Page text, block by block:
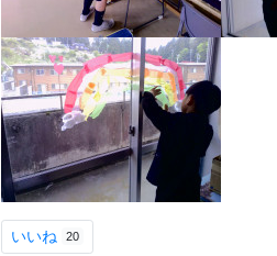
いいね 20